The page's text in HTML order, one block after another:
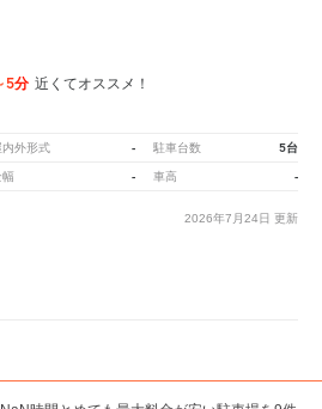
5分 近くてオススメ！
内外形式 - 駐車台数 5台
幅 - 車高 -
2026年7月24日 更新